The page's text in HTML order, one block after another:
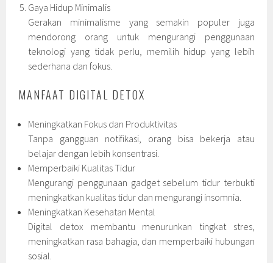
Gaya Hidup Minimalis
Gerakan minimalisme yang semakin populer juga
mendorong orang untuk mengurangi penggunaan
teknologi yang tidak perlu, memilih hidup yang lebih
sederhana dan fokus.
MANFAAT DIGITAL DETOX
Meningkatkan Fokus dan Produktivitas
Tanpa gangguan notifikasi, orang bisa bekerja atau
belajar dengan lebih konsentrasi.
Memperbaiki Kualitas Tidur
Mengurangi penggunaan gadget sebelum tidur terbukti
meningkatkan kualitas tidur dan mengurangi insomnia.
Meningkatkan Kesehatan Mental
Digital detox membantu menurunkan tingkat stres,
meningkatkan rasa bahagia, dan memperbaiki hubungan
sosial.